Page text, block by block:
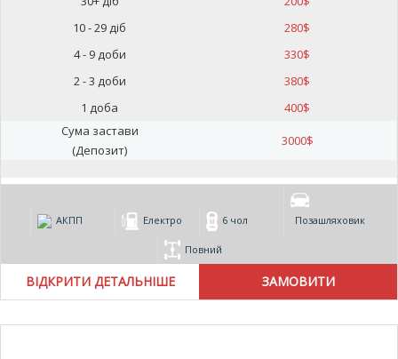
10 - 29 діб
280$
4 - 9 доби
330$
2 - 3 доби
380$
1 доба
400$
Сума застави
(Депозит)
3000$
АКПП Електро 6 чол Позашляховик
Повний
ВІДКРИТИ ДЕТАЛЬНІШЕ